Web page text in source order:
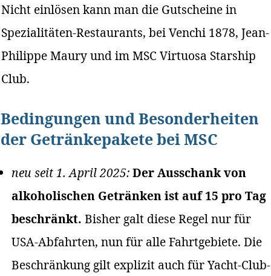
Nicht einlösen kann man die Gutscheine in
Spezialitäten-Restaurants, bei Venchi 1878, Jean-
Philippe Maury und im MSC Virtuosa Starship
Club.
Bedingungen und Besonderheiten
der Getränkepakete bei MSC
neu seit 1. April 2025:Der Ausschank von
alkoholischen Getränken ist auf 15 pro Tag
beschränkt.Bisher galt diese Regel nur für
USA-Abfahrten, nun für alle Fahrtgebiete. Die
Beschränkung gilt explizit auch für Yacht-Club-